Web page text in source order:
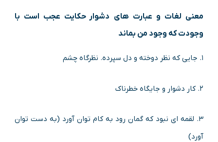
معنی لغات و عبارت های دشوار حکایت عجب است با
وجودت که وجود من بماند
۳. لقمه ای نبود که گمان رود به کام توان آورد (به دست توان
آورد)